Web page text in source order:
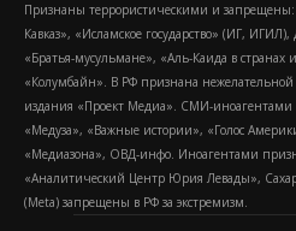
Признаны террористическими и
Кавказ», «Исламское государство» (ИГ,
«Братья-мусульмане», «Аль-Каида в странах
«Колумбайн». В РФ признана
издания «Проект Медиа». СМИ-
«Медуза», «Важные истории», «Голос
«Медиазона», ОВД-инфо. Иноагентами
«Аналитический Центр Юрия Левады»,
(Metа) запрещены в РФ за экстремизм.